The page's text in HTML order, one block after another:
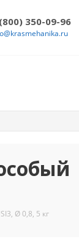
350-09-96
Ø 0,8, 5 кг